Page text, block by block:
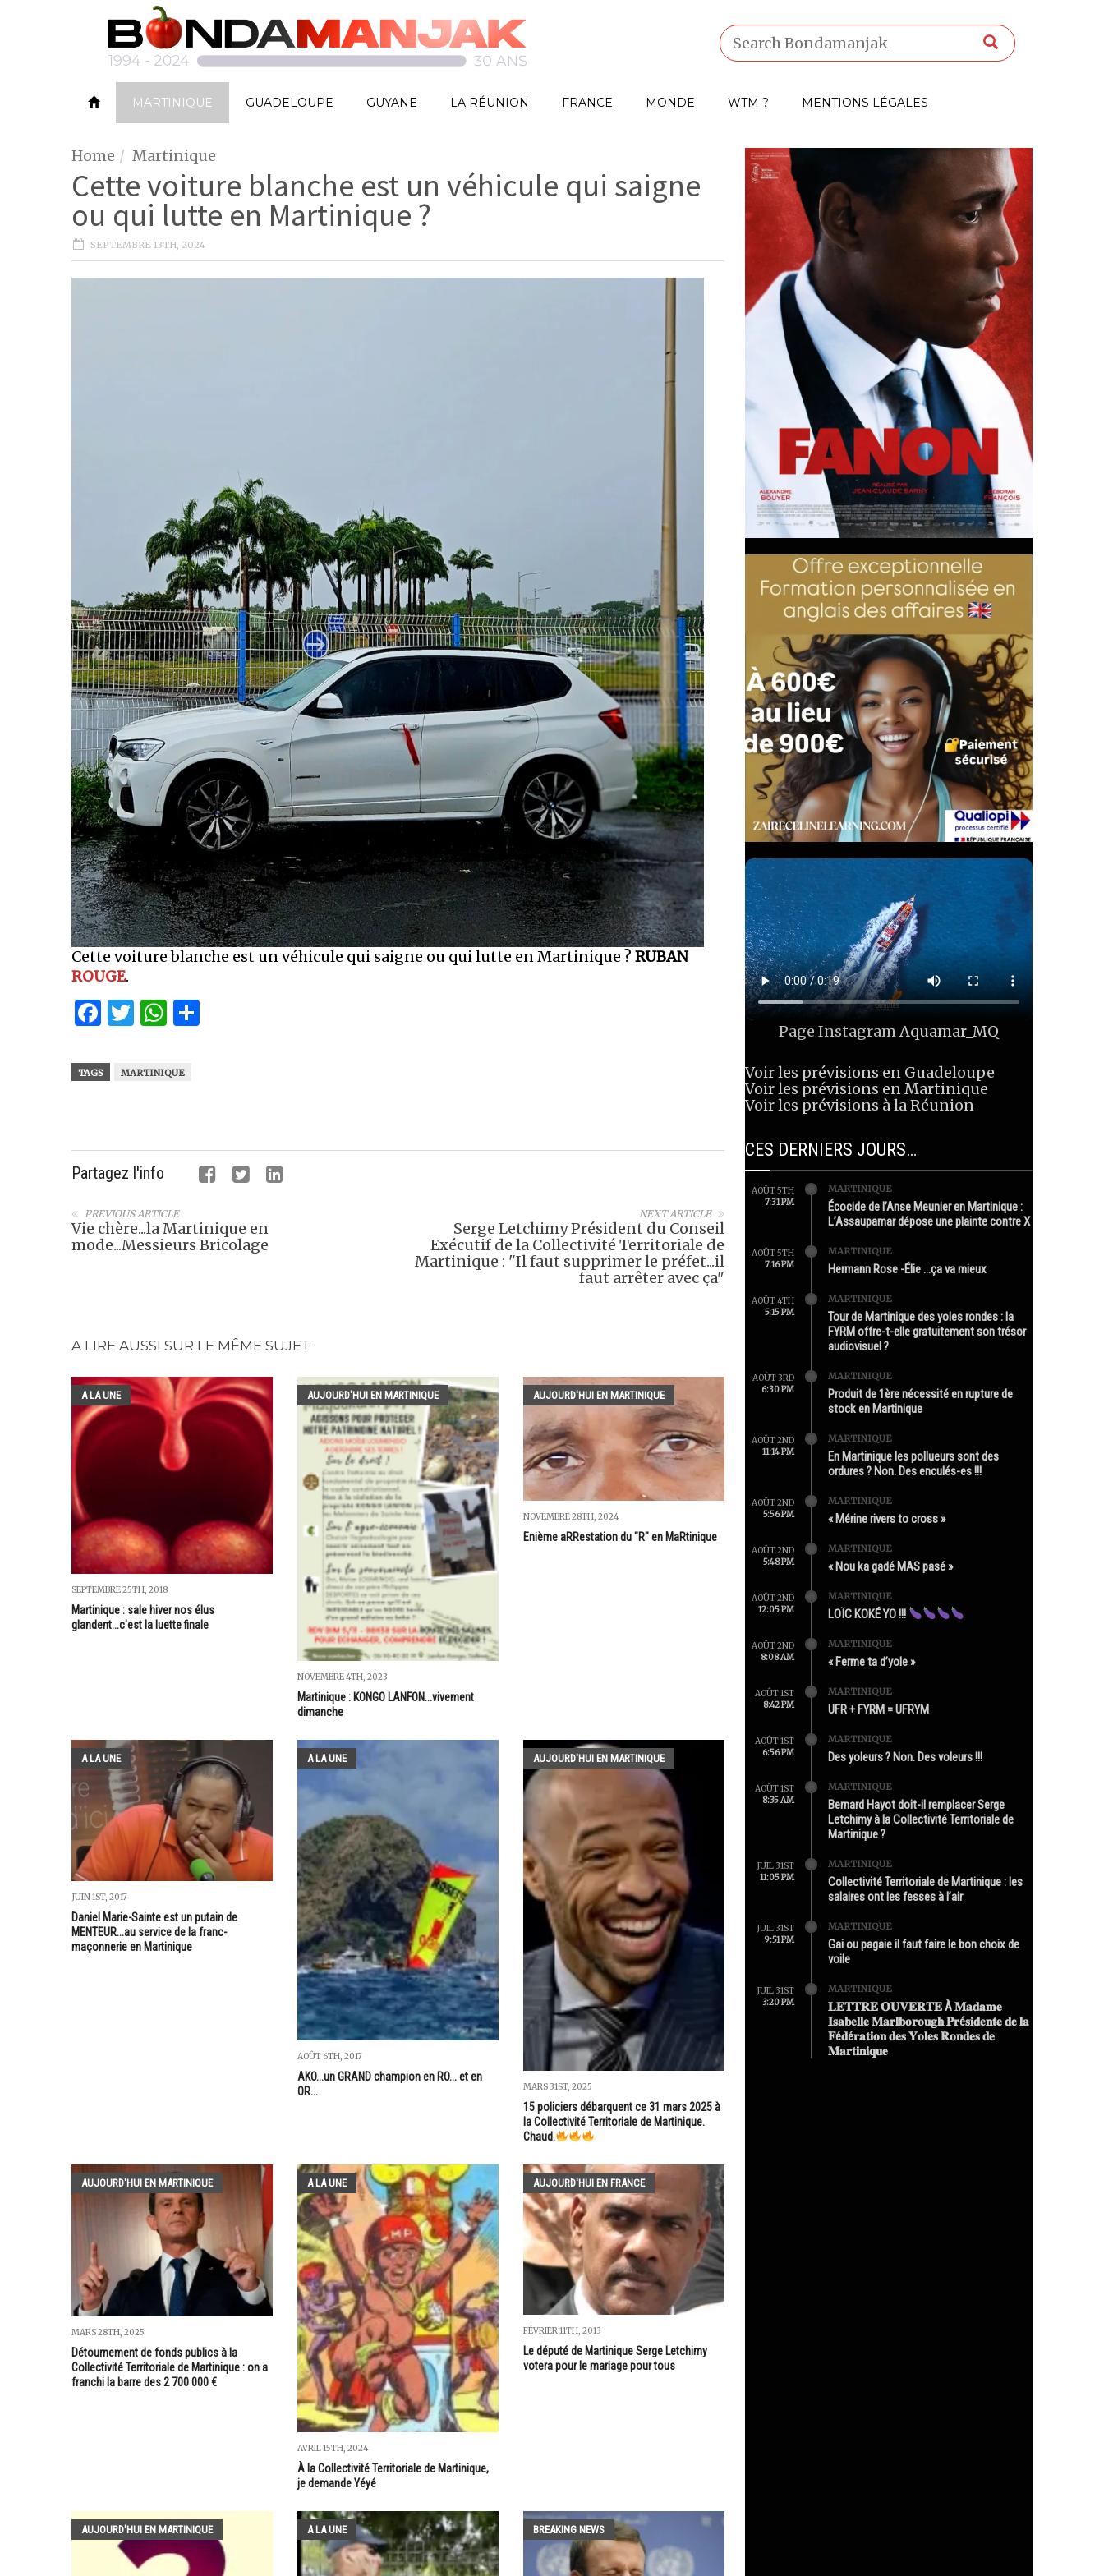
MARTINIQUE GUADELOUPE GUYANE LA RÉUNION FRANCE MONDE WTM ? MENTIONS LÉGALES
Home Martinique
Cette voiture blanche est un véhicule qui saigne
ou qui lutte en Martinique ?
SEPTEMBRE 13TH, 2024
Cette voiture blanche est un véhicule qui saigne ou qui lutte en Martinique ? RUBAN
ROUGE.
Facebook
Twitter
WhatsApp
TAGS MARTINIQUE
Partagez l'info
NEXT ARTICLE
Serge Letchimy Président du Conseil
Exécutif de la Collectivité Territoriale de
Martinique : "Il faut supprimer le préfet...il
faut arrêter avec ça"
PREVIOUS ARTICLE
Vie chère...la Martinique en
mode...Messieurs Bricolage
A LIRE AUSSI SUR LE MÊME SUJET
A LA UNE
SEPTEMBRE 25TH, 2018
Martinique : sale hiver nos élus
glandent...c'est la luette finale
AUJOURD'HUI EN MARTINIQUE
NOVEMBRE 4TH, 2023
Martinique : KONGO LANFON...vivement
dimanche
AUJOURD'HUI EN MARTINIQUE
NOVEMBRE 28TH, 2024
Enième aRRestation du "R" en MaRtinique
A LA UNE
JUIN 1ST, 2017
Daniel Marie-Sainte est un putain de
MENTEUR...au service de la franc-
maçonnerie en Martinique
A LA UNE
AOÛT 6TH, 2017
AKO...un GRAND champion en RO... et en
OR...
AUJOURD'HUI EN MARTINIQUE
MARS 31ST, 2025
15 policiers débarquent ce 31 mars 2025 à
la Collectivité Territoriale de Martinique.
Chaud.
AUJOURD'HUI EN MARTINIQUE
MARS 28TH, 2025
Détournement de fonds publics à la
Collectivité Territoriale de Martinique : on a
franchi la barre des 2 700 000 €
A LA UNE
AVRIL 15TH, 2024
À la Collectivité Territoriale de Martinique,
je demande Yéyé
AUJOURD'HUI EN FRANCE
FÉVRIER 11TH, 2013
Le député de Martinique Serge Letchimy
votera pour le mariage pour tous
AUJOURD'HUI EN MARTINIQUE A LA UNE BREAKING NEWS
Page InstagramAquamar_MQ
Voir les prévisions en Guadeloupe
Voir les prévisions en Martinique
Voir les prévisions à la Réunion
CES DERNIERS JOURS…
AOÛT 5TH
7:31 PM
MARTINIQUE
Écocide de l’Anse Meunier en Martinique :
L’Assaupamar dépose une plainte contre X
AOÛT 5TH
7:16 PM
MARTINIQUE
Hermann Rose -Élie …ça va mieux
AOÛT 4TH
5:15 PM
MARTINIQUE
Tour de Martinique des yoles rondes : la
FYRM offre-t-elle gratuitement son trésor
audiovisuel ?
AOÛT 3RD
6:30 PM
MARTINIQUE
Produit de 1ère nécessité en rupture de
stock en Martinique
AOÛT 2ND
11:14 PM
MARTINIQUE
En Martinique les pollueurs sont des
ordures ? Non. Des enculés-es !!!
AOÛT 2ND
5:56 PM
MARTINIQUE
« Mérine rivers to cross »
AOÛT 2ND
5:48 PM
MARTINIQUE
« Nou ka gadé MAS pasé »
AOÛT 2ND
12:05 PM
MARTINIQUE
LOÏC KOKÉ YO !!!
AOÛT 2ND
8:08 AM
MARTINIQUE
« Ferme ta d’yole »
AOÛT 1ST
8:42 PM
MARTINIQUE
UFR + FYRM = UFRYM
AOÛT 1ST
6:56 PM
MARTINIQUE
Des yoleurs ? Non. Des voleurs !!!
AOÛT 1ST
8:35 AM
MARTINIQUE
Bernard Hayot doit-il remplacer Serge
Letchimy à la Collectivité Territoriale de
Martinique ?
JUIL 31ST
11:05 PM
MARTINIQUE
Collectivité Territoriale de Martinique : les
salaires ont les fesses à l’air
JUIL 31ST
9:51 PM
MARTINIQUE
Gai ou pagaie il faut faire le bon choix de
voile
JUIL 31ST
3:20 PM
MARTINIQUE
𝐋𝐄𝐓𝐓𝐑𝐄 𝐎𝐔𝐕𝐄𝐑𝐓𝐄 À 𝐌𝐚𝐝𝐚𝐦𝐞
𝐈𝐬𝐚𝐛𝐞𝐥𝐥𝐞 𝐌𝐚𝐫𝐥𝐛𝐨𝐫𝐨𝐮𝐠𝐡 𝐏𝐫é𝐬𝐢𝐝𝐞𝐧𝐭𝐞 𝐝𝐞 𝐥𝐚
𝐅é𝐝é𝐫𝐚𝐭𝐢𝐨𝐧 𝐝𝐞𝐬 𝐘𝐨𝐥𝐞𝐬 𝐑𝐨𝐧𝐝𝐞𝐬 𝐝𝐞
𝐌𝐚𝐫𝐭𝐢𝐧𝐢𝐪𝐮𝐞